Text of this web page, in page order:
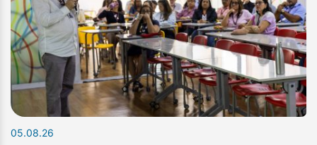
05.08.26